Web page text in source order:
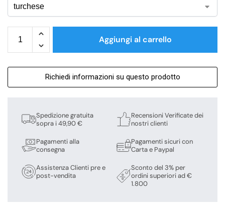
Aggiungi al carrello
Richiedi informazioni su questo prodotto
Spedizione gratuita
sopra i 49,90 €
Pagamenti alla
consegna
Assistenza Clienti pre e
post-vendita
Recensioni Verificate dei
nostri clienti
Pagamenti sicuri con
Carta e Paypal
Sconto del 3% per
ordini superiori ad €
1.800